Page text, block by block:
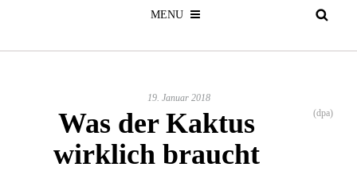
MENU
19. Januar 2018
Was der Kaktus
wirklich braucht
(dpa)